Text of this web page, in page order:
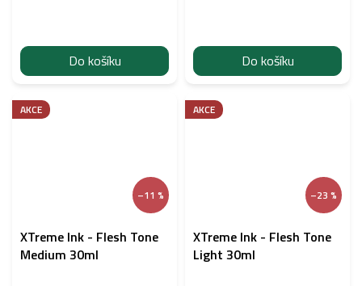
Do košíku Do košíku
AKCE
–11 %
XTreme Ink - Flesh Tone
Medium 30ml
AKCE
–23 %
XTreme Ink - Flesh Tone
Light 30ml